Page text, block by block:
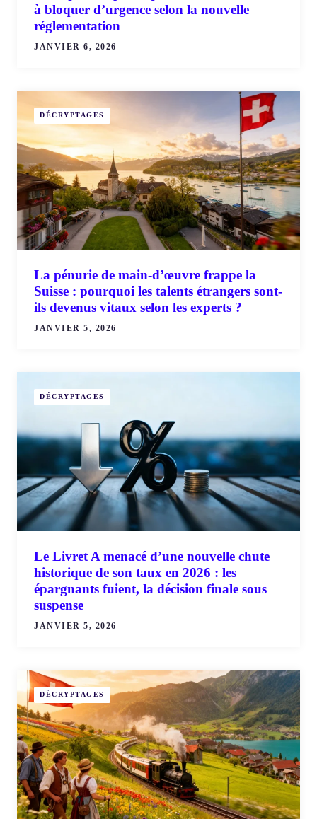
à bloquer d’urgence selon la nouvelle
réglementation
JANVIER 6, 2026
DÉCRYPTAGES
La pénurie de main-d’œuvre frappe la
Suisse : pourquoi les talents étrangers sont-
ils devenus vitaux selon les experts ?
JANVIER 5, 2026
DÉCRYPTAGES
Le Livret A menacé d’une nouvelle chute
historique de son taux en 2026 : les
épargnants fuient, la décision finale sous
suspense
JANVIER 5, 2026
DÉCRYPTAGES